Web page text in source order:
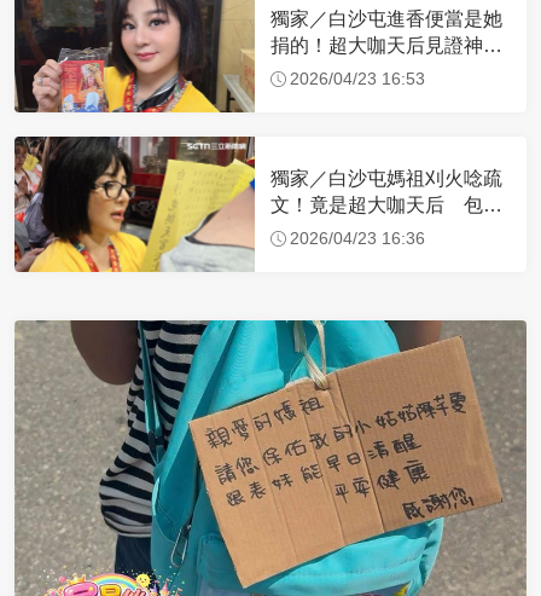
獨家／白沙屯進香便當是她
捐的！超大咖天后見證神
蹟 一靠近媽祖就爆哭
2026/04/23 16:53
獨家／白沙屯媽祖刈火唸疏
文！竟是超大咖天后 包尿
布忍尿5小時不喊累
2026/04/23 16:36